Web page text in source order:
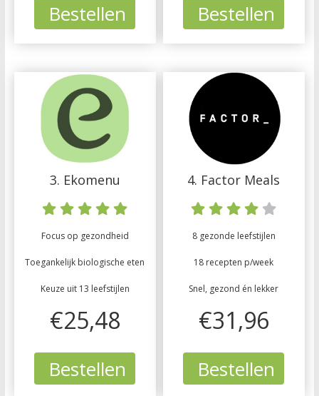
Bestellen Bestellen
3. Ekomenu
Focus op gezondheid
Toegankelijk biologische eten
Keuze uit 13 leefstijlen
€25,48
Bestellen
4. Factor Meals
8 gezonde leefstijlen
18 recepten p/week
Snel, gezond én lekker
€31,96
Bestellen